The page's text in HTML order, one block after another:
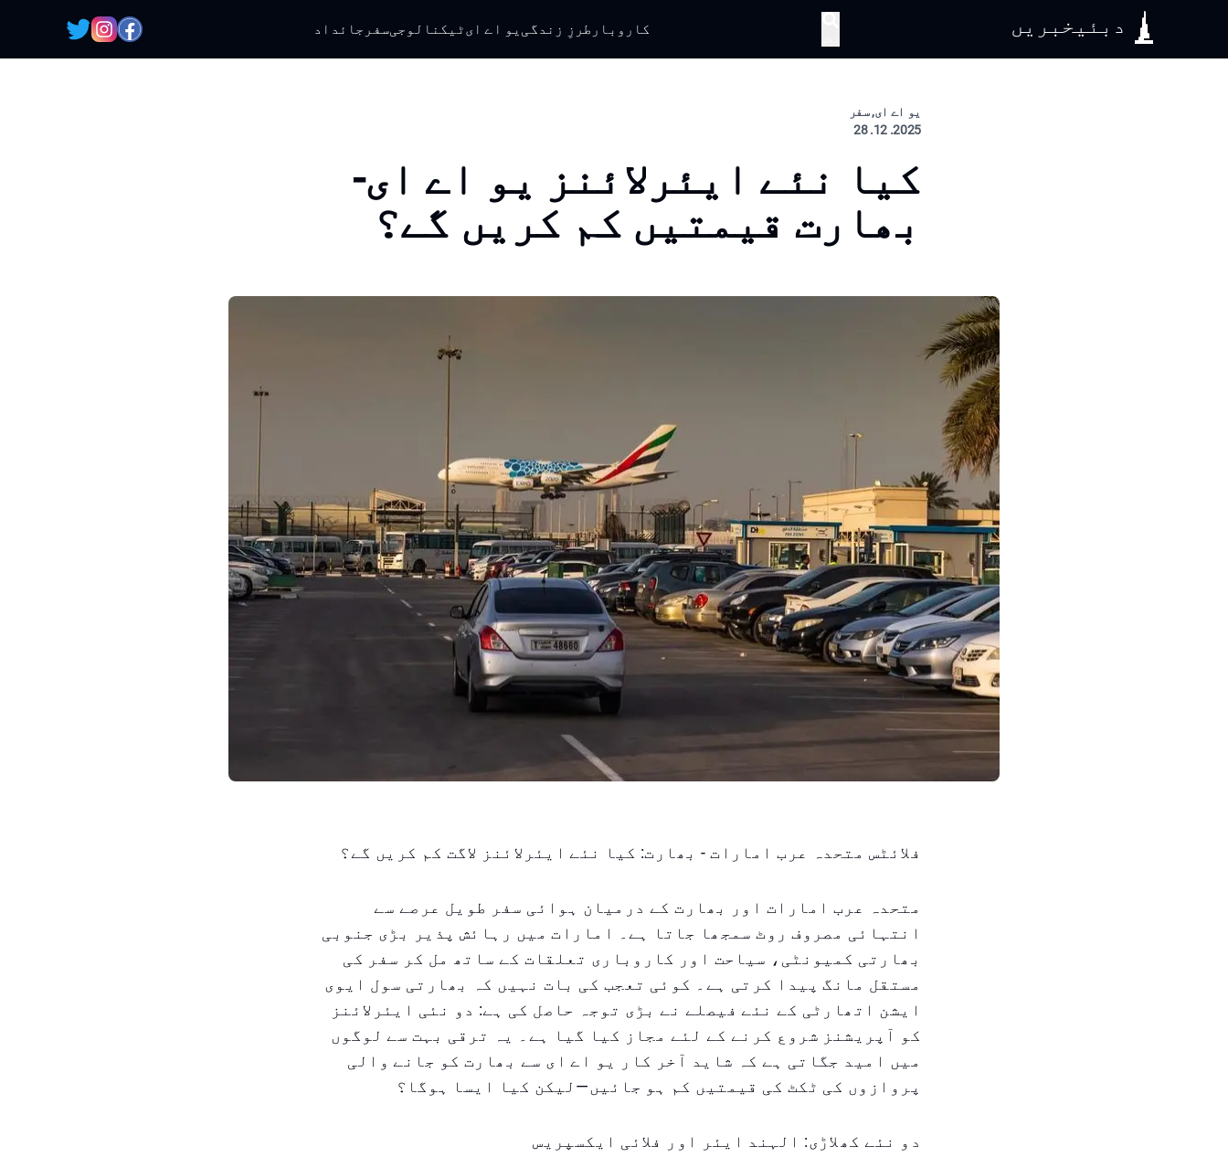
دبئیخبریں کاروبار طرزِ زندگی یو اے ایٹیکنالوجیسفر جائداد
یو اے ای, سفر
2025. 12. 28
کیا نئے ایئرلائنز یو اے ای-
بھارت قیمتیں کم کریں گے؟
فلائٹس متحدہ عرب امارات - بھارت: کیا نئے ایئرلائنز لاگت کم کریں گے؟
متحدہ عرب امارات اور بھارت کے درمیان ہوائی سفر طویل عرصے سے
انتہائی مصروف روٹ سمجھا جاتا ہے۔ امارات میں رہائش پذیر بڑی جنوبی
بھارتی کمیونٹی، سیاحت اور کاروباری تعلقات کے ساتھ مل کر سفر کی
مستقل مانگ پیدا کرتی ہے۔ کوئی تعجب کی بات نہیں کہ بھارتی سول ایوی
ایشن اتھارٹی کے نئے فیصلے نے بڑی توجہ حاصل کی ہے: دو نئی ایئرلائنز
کو آپریشنز شروع کرنے کے لئے مجاز کیا گیا ہے۔ یہ ترقی بہت سے لوگوں
میں امید جگاتی ہے کہ شاید آخر کار یو اے ای سے بھارت کو جانے والی
پروازوں کی ٹکٹ کی قیمتیں کم ہو جائیں—لیکن کیا ایسا ہوگا؟
دو نئے کھلاڑی: الہند ایئر اور فلائی ایکسپریس